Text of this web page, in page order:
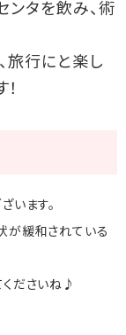
ンタを飲み、術
旅行にと楽し
います。
が緩和されている
くださいね♪